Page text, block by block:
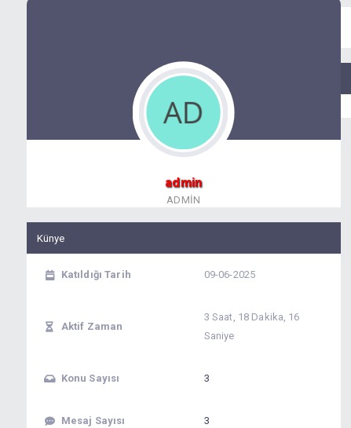
admin
ADMIN
Künye
Katıldığı Tarih 09-06-2025
Aktif Zaman
3 Saat, 18 Dakika, 16
Saniye
Konu Sayısı 3
Mesaj Sayısı 3